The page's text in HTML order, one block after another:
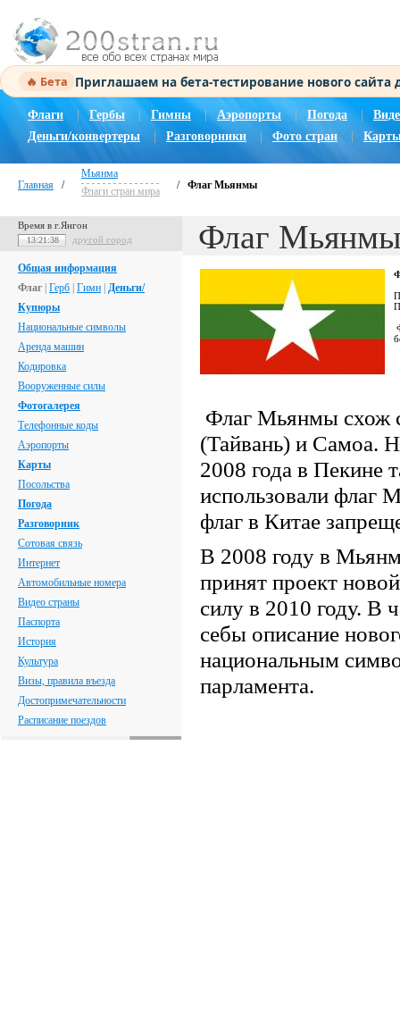
🔥 Бета Приглашаем на бета-тестирование нового
Флаги Гербы Гимны | Аэропорты Погода |
Деньги/конвертеры
Разговорники Фото стран
Главная /
Мьянма
Флаги стран мира
/ Флаг Мьянмы
Время в г.Янгон
13:21:39 другой город
Общая информация
Флаг Герб Гимн Деньги/
Купюры
Национальные символы
Аренда машин
Кодировка
Вооруженные силы
Фотогалерея
Телефонные коды
Аэропорты
Карты
Посольства
Погода
Разговорник
Сотовая связь
Интернет
Автомобильные номера
Видео страны
Паспорта
История
Культура
Визы, правила въезда
Достопримечательности
Расписание поездов
Флаг
Флаг Мьянмы схож
(Тайвань) и Самоа.
2008 года в Пекине
использовали флаг
флаг в Китае
В 2008 году в
принят проект
силу в 2010 году. В
себы описание
национальным
парламента.